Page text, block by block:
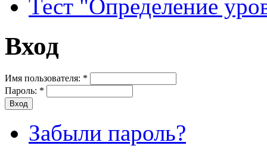
Тест "Определение
Вход
Имя пользователя: *
Пароль: *
Забыли пароль?